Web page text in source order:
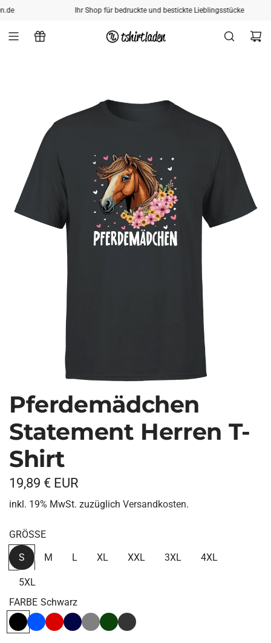
ZUM INHALT SPRINGENIhr Shop für bedruckte und bestickte Lieblingsstücke
Pferdemädchen
Statement Herren T-
Shirt
R
e
u
l
r
e
19,89 € EUR
inkl. 19% MwSt. zuzüglich Versandkosten.
GRÖSSE
S
M L XL XXL 3XL 4XL
5XL
FARBE Schwarz
SchwarzRoyal Rot Navy Grau DunkelgrünDunkelgrau